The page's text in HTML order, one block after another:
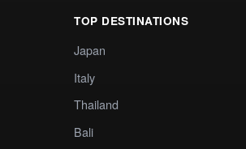
TOP DESTINATIONS
Japan
Italy
Thailand
Bali